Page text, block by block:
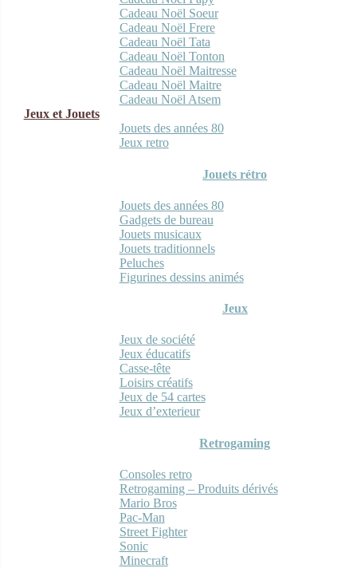
Cadeau Noël Soeur
Cadeau Noël Frere
Cadeau Noël Tata
Cadeau Noël Tonton
Cadeau Noël Maitresse
Cadeau Noël Maitre
Cadeau Noël Atsem
Jeux et Jouets
Jouets des années 80
Jeux retro
Jouets rétro
Jouets des années 80
Gadgets de bureau
Jouets musicaux
Jouets traditionnels
Peluches
Figurines dessins animés
Jeux
Jeux de société
Jeux éducatifs
Casse-tête
Loisirs créatifs
Jeux de 54 cartes
Jeux d’exterieur
Retrogaming
Consoles retro
Retrogaming – Produits dérivés
Mario Bros
Pac-Man
Street Fighter
Sonic
Minecraft